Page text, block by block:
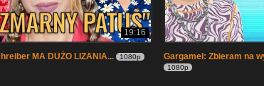
19:16
MA DUŻO LIZANIA... 1080p Gargamel: Zbieram na
1080p